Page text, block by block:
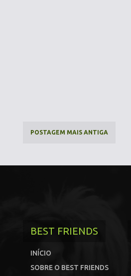
POSTAGEM MAIS ANTIGA
BEST FRIENDS
INÍCIO
SOBRE O BEST FRIENDS